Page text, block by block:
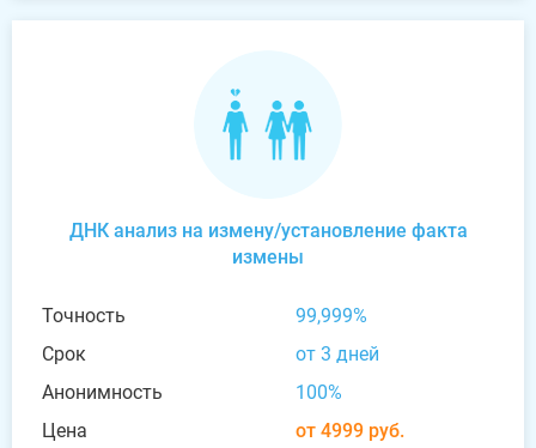
ДНК анализ на измену/установление факта
измены
Точность
99,999%
Срок
от 3 дней
Анонимность
100%
Цена
от 4999 руб.